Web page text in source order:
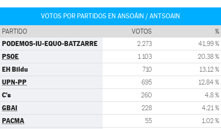
VOTOS POR PARTIDOS EN ANSOÁIN / ANTSOAIN
PARTIDO VOTOS %
PODEMOS-IU-EQUO-BATZARRE 2.273 41,99 %
PSOE 1.103 20,38 %
EH Bildu 710 13,12 %
UPN-PP 695 12,84 %
C's 260 4,8 %
GBAI 228 4,21 %
PACMA 55 1,02 %